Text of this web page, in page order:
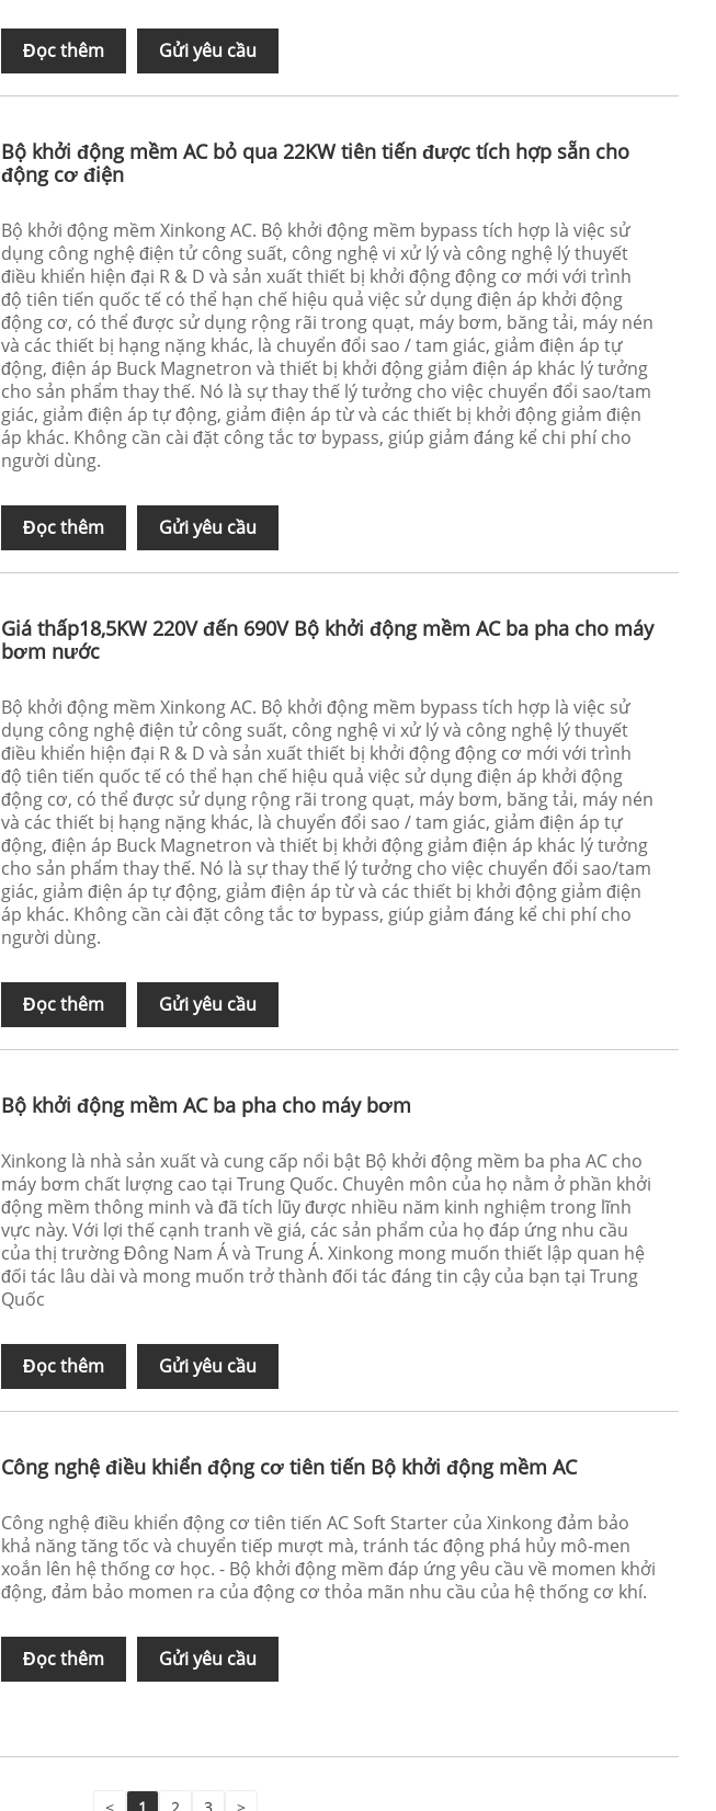
Đọc thêm Gửi yêu cầu
Bộ khởi động mềm AC bỏ qua 22KW tiên tiến được tích hợp sẵn cho
động cơ điện
Bộ khởi động mềm Xinkong AC. Bộ khởi động mềm bypass tích hợp là việc sử
dụng công nghệ điện tử công suất, công nghệ vi xử lý và công nghệ lý thuyết
điều khiển hiện đại R & D và sản xuất thiết bị khởi động động cơ mới với trình
độ tiên tiến quốc tế có thể hạn chế hiệu quả việc sử dụng điện áp khởi động
động cơ, có thể được sử dụng rộng rãi trong quạt, máy bơm, băng tải, máy nén
và các thiết bị hạng nặng khác, là chuyển đổi sao / tam giác, giảm điện áp tự
động, điện áp Buck Magnetron và thiết bị khởi động giảm điện áp khác lý tưởng
cho sản phẩm thay thế. Nó là sự thay thế lý tưởng cho việc chuyển đổi sao/tam
giác, giảm điện áp tự động, giảm điện áp từ và các thiết bị khởi động giảm điện
áp khác. Không cần cài đặt công tắc tơ bypass, giúp giảm đáng kể chi phí cho
người dùng.
Đọc thêm Gửi yêu cầu
Giá thấp18,5KW 220V đến 690V Bộ khởi động mềm AC ba pha cho máy
bơm nước
Bộ khởi động mềm Xinkong AC. Bộ khởi động mềm bypass tích hợp là việc sử
dụng công nghệ điện tử công suất, công nghệ vi xử lý và công nghệ lý thuyết
điều khiển hiện đại R & D và sản xuất thiết bị khởi động động cơ mới với trình
độ tiên tiến quốc tế có thể hạn chế hiệu quả việc sử dụng điện áp khởi động
động cơ, có thể được sử dụng rộng rãi trong quạt, máy bơm, băng tải, máy nén
và các thiết bị hạng nặng khác, là chuyển đổi sao / tam giác, giảm điện áp tự
động, điện áp Buck Magnetron và thiết bị khởi động giảm điện áp khác lý tưởng
cho sản phẩm thay thế. Nó là sự thay thế lý tưởng cho việc chuyển đổi sao/tam
giác, giảm điện áp tự động, giảm điện áp từ và các thiết bị khởi động giảm điện
áp khác. Không cần cài đặt công tắc tơ bypass, giúp giảm đáng kể chi phí cho
người dùng.
Đọc thêm Gửi yêu cầu
Bộ khởi động mềm AC ba pha cho máy bơm
Xinkong là nhà sản xuất và cung cấp nổi bật Bộ khởi động mềm ba pha AC cho
máy bơm chất lượng cao tại Trung Quốc. Chuyên môn của họ nằm ở phần khởi
động mềm thông minh và đã tích lũy được nhiều năm kinh nghiệm trong lĩnh
vực này. Với lợi thế cạnh tranh về giá, các sản phẩm của họ đáp ứng nhu cầu
của thị trường Đông Nam Á và Trung Á. Xinkong mong muốn thiết lập quan hệ
đối tác lâu dài và mong muốn trở thành đối tác đáng tin cậy của bạn tại Trung
Quốc
Đọc thêm Gửi yêu cầu
Công nghệ điều khiển động cơ tiên tiến Bộ khởi động mềm AC
Công nghệ điều khiển động cơ tiên tiến AC Soft Starter của Xinkong đảm bảo
khả năng tăng tốc và chuyển tiếp mượt mà, tránh tác động phá hủy mô-men
xoắn lên hệ thống cơ học. - Bộ khởi động mềm đáp ứng yêu cầu về momen khởi
động, đảm bảo momen ra của động cơ thỏa mãn nhu cầu của hệ thống cơ khí.
Đọc thêm Gửi yêu cầu